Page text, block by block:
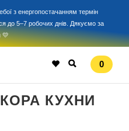
з енергопостачанням термін
до 5–7 робочих днів. Дякуємо за
💛
0
КУХНИ